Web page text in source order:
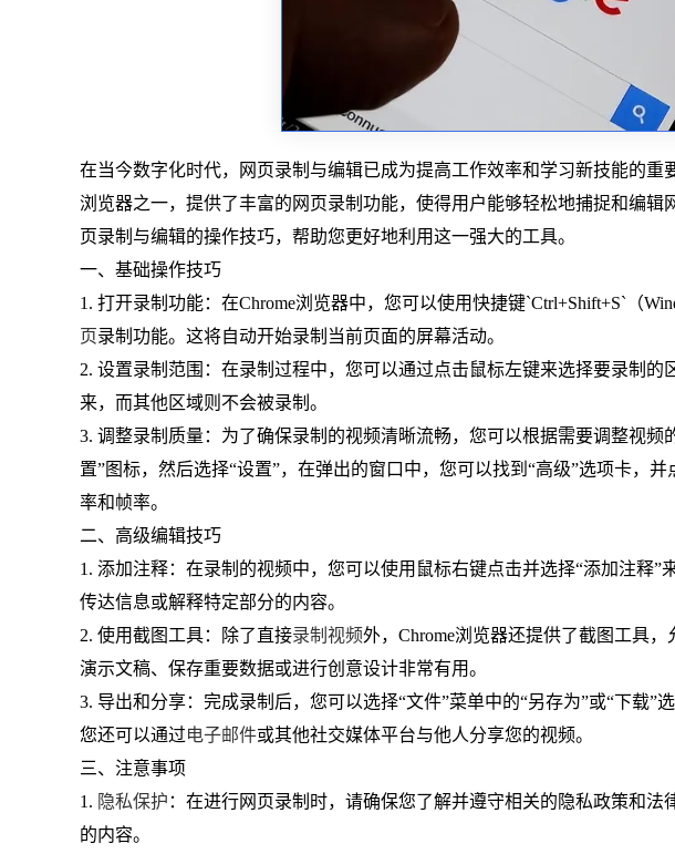
在当今数字化时代，网页录制与编辑已成为提高工作效率和学习新技能的重
浏览器之一，提供了丰富的网页录制功能，使得用户能够轻松地捕捉和编辑
页录制与编辑的操作技巧，帮助您更好地利用这一强大的工具。
一、基础操作技巧
1. 打开录制功能：在Chrome浏览器中，您可以使用快捷键`Ctrl+Shift+S`（
页录制功能。这将自动开始录制当前页面的屏幕活动。
2. 设置录制范围：在录制过程中，您可以通过点击鼠标左键来选择要录制
来，而其他区域则不会被录制。
3. 调整录制质量：为了确保录制的视频清晰流畅，您可以根据需要调整视
置”图标，然后选择“设置”，在弹出的窗口中，您可以找到“高级”选项卡，
率和帧率。
二、高级编辑技巧
1. 添加注释：在录制的视频中，您可以使用鼠标右键点击并选择“添加注释
传达信息或解释特定部分的内容。
2. 使用截图工具：除了直接录制视频外，Chrome浏览器还提供了截图工具
演示文稿、保存重要数据或进行创意设计非常有用。
3. 导出和分享：完成录制后，您可以选择“文件”菜单中的“另存为”或“下载”
您还可以通过电子邮件或其他社交媒体平台与他人分享您的视频。
三、注意事项
1. 隐私保护 ：在进行网页录制时，请确保您了解并遵守相关的隐私政策和
的内容。